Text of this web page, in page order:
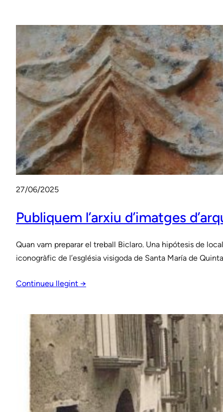
27/06/2025
Publiquem l’arxiu d’imatges
Quan vam preparar el treball Biclaro. Una hipótesis de
iconogràfic de l’església visigoda de Santa María de
Continueu llegint →